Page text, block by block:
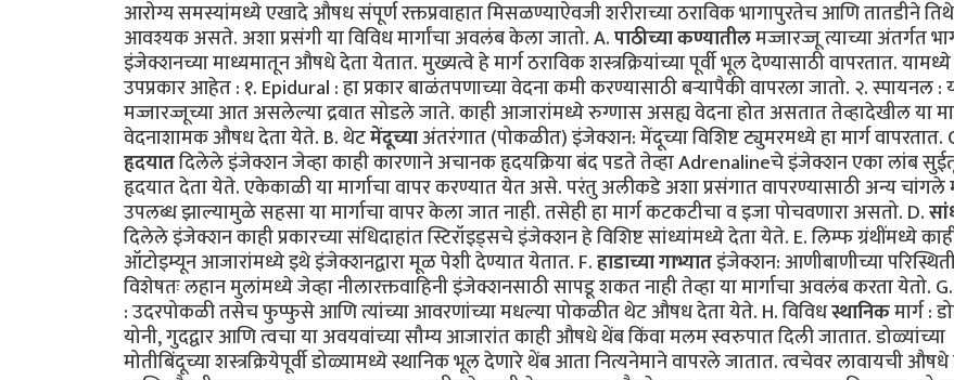
आरोग्य समस्यांमध्ये एखादे औषध संपूर्ण रक्तप्रवाहात मिसळण्याऐवजी शरीराच्या ठराविक भागापुरतेच आणि तातडीने
आवश्यक असते. अशा प्रसंगी या विविध मार्गांचा अवलंब केला जातो. A.पाठीच्या कण्यातीलमज्जारज्जू त्याच्या अंतर्गत
इंजेक्शनच्या माध्यमातून औषधे देता येतात. मुख्यत्वे हे मार्ग ठराविक शस्त्रक्रियांच्या पूर्वी भूल देण्यासाठी वापरतात.
उपप्रकार आहेत : १. Epidural : हा प्रकार बाळंतपणाच्या वेदना कमी करण्यासाठी बऱ्यापैकी वापरला जातो. २. स्पायनल
मज्जारज्जूच्या आत असलेल्या द्रवात सोडले जाते. काही आजारांमध्ये रुग्णास असह्य वेदना होत असतात तेव्हादेखील या
वेदनाशामक औषध देता येते. B. थेटमेंदूच्याअंतरंगात (पोकळीत) इंजेक्शन: मेंदूच्या विशिष्ट ट्युमरमध्ये हा मार्ग वापरतात.
हृदयातदिलेले इंजेक्शन जेव्हा काही कारणाने अचानक हृदयक्रिया बंद पडते तेव्हा Adrenalineचे इंजेक्शन एका लांब
हृदयात देता येते. एकेकाळी या मार्गाचा वापर करण्यात येत असे. परंतु अलीकडे अशा प्रसंगात वापरण्यासाठी अन्य चांगले
उपलब्ध झाल्यामुळे सहसा या मार्गाचा वापर केला जात नाही. तसेही हा मार्ग कटकटीचा व इजा पोचवणारा असतो. D.
दिलेले इंजेक्शन काही प्रकारच्या संधिदाहांत स्टिरॉइड्सचे इंजेक्शन हे विशिष्ट सांध्यांमध्ये देता येते. E. लिम्फ ग्रंथींमध्ये
ऑटोइम्यून आजारांमध्ये इथे इंजेक्शनद्वारा मूळ पेशी देण्यात येतात. F.हाडाच्या गाभ्यातइंजेक्शन: आणीबाणीच्या
विशेषतः लहान मुलांमध्ये जेव्हा नीलारक्तवाहिनी इंजेक्शनसाठी सापडू शकत नाही तेव्हा या मार्गाचा अवलंब करता येतो.
: उदरपोकळी तसेच फुप्फुसे आणि त्यांच्या आवरणांच्या मधल्या पोकळीत थेट औषध देता येते. H. विविधस्थानिकमार्ग :
योनी, गुदद्वार आणि त्वचा या अवयवांच्या सौम्य आजारांत काही औषधे थेंब किंवा मलम स्वरुपात दिली जातात. डोळ्यांच्या
मोतीबिंदूच्या शस्त्रक्रियेपूर्वी डोळ्यामध्ये स्थानिक भूल देणारे थेंब आता नित्यनेमाने वापरले जातात. त्वचेवर लावायची